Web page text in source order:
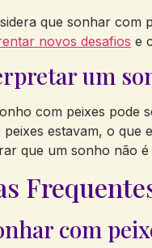
que sonhar com
novos desafios e
um
com peixes pode
estavam, o que
que um sonho não
com